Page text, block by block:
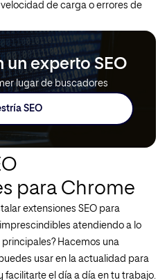
de carga o errores de
un experto SEO
lugar de buscadores
SEO
para Chrome
extensiones SEO para
atendiendo a lo
Hacemos una
usar en la actualidad para
el día a día en tu trabajo.